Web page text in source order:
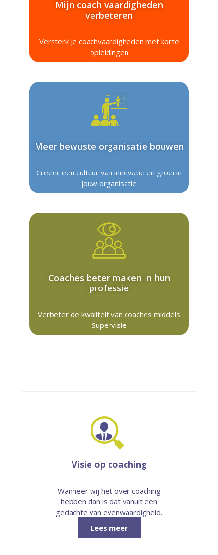
Mijn coach vaardigheden
verbeteren
Versterk je coachvaardigheden met korte
opleidingen
Meer bewuste organisatie bouwen
Creëer een cultuur van innovatie en groei in
jouw organisatie
Coaches beter maken in hun
professie
Verbeter de kwaliteit van coaches middels
Supervisie
Visie op coaching
Wanneer wij het over coaching
hebben dan is dat vanuit een
gedachte van even­waardig­heid.
Lees meer